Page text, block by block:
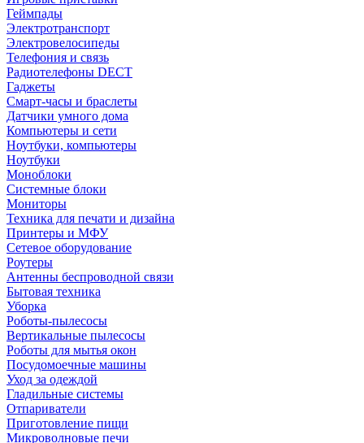
Геймпады
Электротранспорт
Электровелосипеды
Телефония и связь
Радиотелефоны DECT
Гаджеты
Смарт-часы и браслеты
Датчики умного дома
Компьютеры и сети
Ноутбуки, компьютеры
Ноутбуки
Моноблоки
Системные блоки
Мониторы
Техника для печати и дизайна
Принтеры и МФУ
Сетевое оборудование
Роутеры
Антенны беспроводной связи
Бытовая техника
Уборка
Роботы-пылесосы
Вертикальные пылесосы
Роботы для мытья окон
Посудомоечные машины
Уход за одеждой
Гладильные системы
Отпариватели
Приготовление пищи
Микроволновые печи